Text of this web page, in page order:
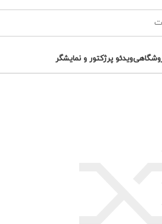
ویدئو پرژکتور و نمایشگر